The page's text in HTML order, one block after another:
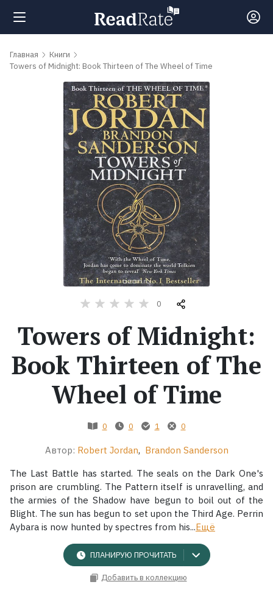
Поиск
Рейтинги
обсуждаемые
Серии
Экранизации
Коллекции
Главная
Книги
Towers of Midnight: Book Thirteen of The Wheel of Time
0
Towers of Midnight:
Book Thirteen of The
Wheel of Time
0 0 1 0
Автор: Robert Jordan, Brandon Sanderson
The Last Battle has started. The seals on the Dark One's
prison are crumbling. The Pattern itself is unravelling, and
the armies of the Shadow have begun to boil out of the
Blight. The sun has begun to set upon the Third Age. Perrin
Aybara is now hunted by spectres from his...Ещё
ПЛАНИРУЮ ПРОЧИТАТЬ
Добавить в коллекцию